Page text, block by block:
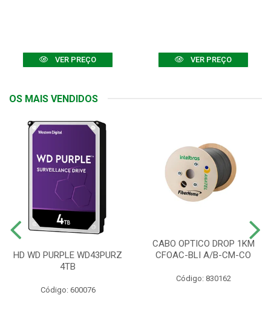
VER PREÇO VER PREÇO
OS MAIS VENDIDOS
HD WD PURPLE WD43PURZ
4TB
Código: 600076
CABO OPTICO DROP 1KM
CFOAC-BLI A/B-CM-CO
Código: 830162